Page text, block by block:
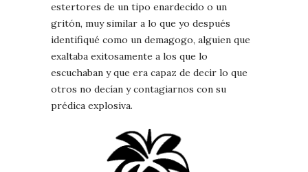
estertores de un tipo enardecido o un
gritón, muy similar a lo que yo después
identifiqué como un demagogo, alguien que
exaltaba exitosamente a los que lo
escuchaban y que era capaz de decir lo que
otros no decían y contagiarnos con su
prédica explosiva.